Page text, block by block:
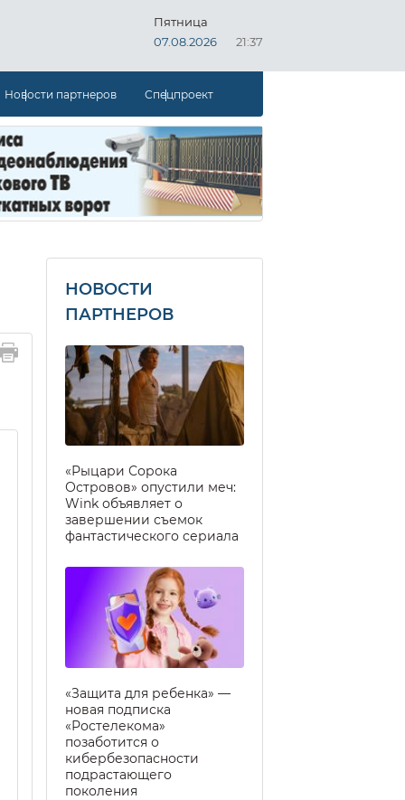
Пятница
07.08.2026
21:37
Новости партнеров Спецпроект
НОВОСТИ
ПАРТНЕРОВ
«Рыцари Сорока
Островов» опустили меч:
Wink объявляет о
завершении съемок
фантастического сериала
«Защита для ребенка» —
новая подписка
«Ростелекома»
позаботится о
кибербезопасности
подрастающего
поколения